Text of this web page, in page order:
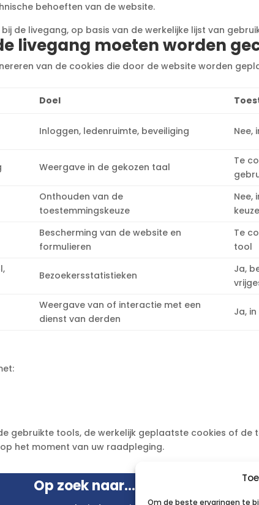
Om de beste ervaringen te
behoeften van de website.
de livegang, op basis van de werkelijke lijst van
livegang moeten worden
van de cookies die door de website worden
Doel
Inloggen, ledenruimte, beveiliging Nee,
Weergave in de gekozen taal
Te
Onthouden van de
toestemmingskeuze
Nee,
Bescherming van de website en
formulieren
Te
tool
Bezoekersstatistieken
Ja,
Weergave van of interactie met een
dienst van derden
Ja,
gebruikte tools, de werkelijk geplaatste cookies of de
het moment van uw raadpleging.
Op zoek naar...
Hive5